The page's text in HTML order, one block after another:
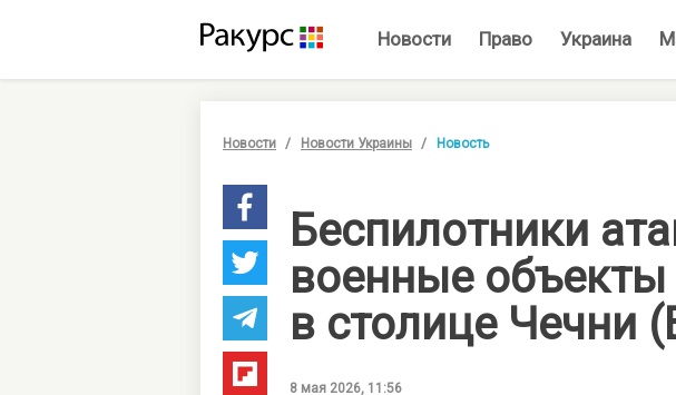
Новости Право Украина
Новости Новости Украины Новость
Беспилотники
военные объекты
в столице Чечни
8 мая 2026, 11:56